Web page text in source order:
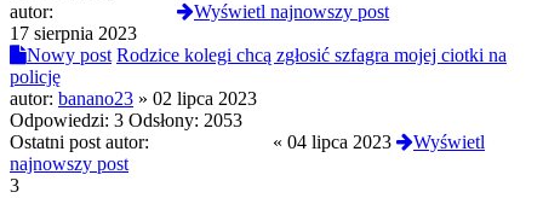
autor:
Wyświetl najnowszy post
17 sierpnia 2023
Nowy post Rodzice kolegi chcą zgłosić szfagra mojej ciotki na
policję
autor: banano23 » 02 lipca 2023
Odpowiedzi: 3 Odsłony: 2053
Ostatni post autor:
« 04 lipca 2023
Wyświetl
najnowszy post
3